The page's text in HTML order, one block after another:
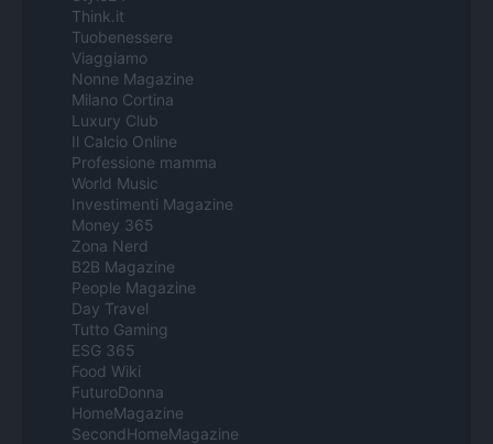
Think.it
Tuobenessere
Viaggiamo
Nonne Magazine
Milano Cortina
Luxury Club
Il Calcio Online
Professione mamma
World Music
Investimenti Magazine
Money 365
Zona Nerd
B2B Magazine
People Magazine
Day Travel
Tutto Gaming
ESG 365
Food Wiki
FuturoDonna
HomeMagazine
SecondHomeMagazine